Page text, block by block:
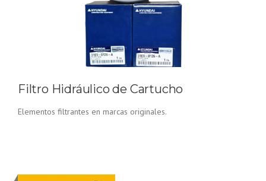
Filtro Hidráulico de Cartucho
Elementos filtrantes en marcas originales.